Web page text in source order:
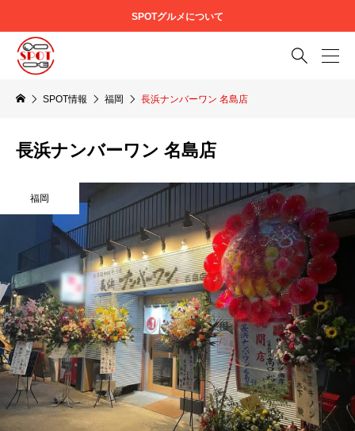
SPOTグルメについて

SPOT情報 福岡 長浜ナンバーワン 名島店
長浜ナンバーワン 名島店
福岡